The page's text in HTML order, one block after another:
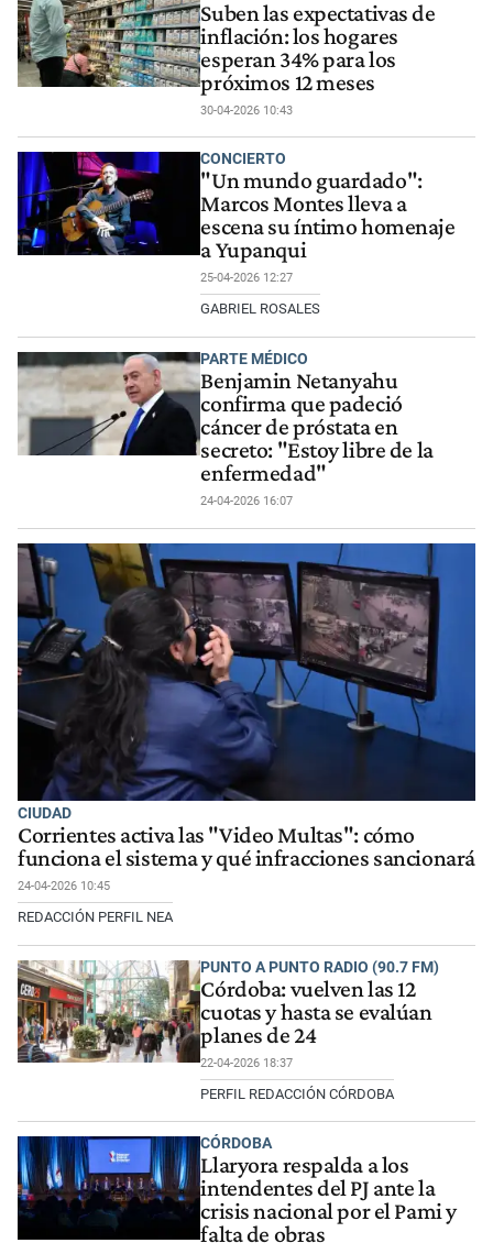
Suben las expectativas de
inflación: los hogares
esperan 34% para los
próximos 12 meses
30-04-2026 10:43
CONCIERTO
"Un mundo guardado":
Marcos Montes lleva a
escena su íntimo homenaje
a Yupanqui
25-04-2026 12:27
GABRIEL ROSALES
PARTE MÉDICO
Benjamin Netanyahu
confirma que padeció
cáncer de próstata en
secreto: "Estoy libre de la
enfermedad"
24-04-2026 16:07
CIUDAD
Corrientes activa las "Video Multas": cómo
funciona el sistema y qué infracciones sancionará
24-04-2026 10:45
REDACCIÓN PERFIL NEA
PUNTO A PUNTO RADIO (90.7 FM)
Córdoba: vuelven las 12
cuotas y hasta se evalúan
planes de 24
22-04-2026 18:37
PERFIL REDACCIÓN CÓRDOBA
CÓRDOBA
Llaryora respalda a los
intendentes del PJ ante la
crisis nacional por el Pami y
falta de obras